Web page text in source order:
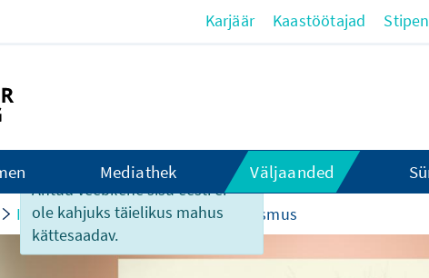
Antud veebilehe sisu eesti ei
ole kahjuks täielikus mahus
kättesaadav.
Karjäär Kaastöötajad
Mediathek Väljaanded
Interviews ChatGPT im Journalismus